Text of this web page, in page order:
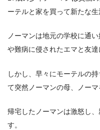
ーテルと家を買って新たな生
ノーマンは地元の学校に通
や難病に侵されたエマと友達
しかし、早々にモーテルの
て突然ノーマンの母、ノーマ
帰宅したノーマンは激怒し
す。